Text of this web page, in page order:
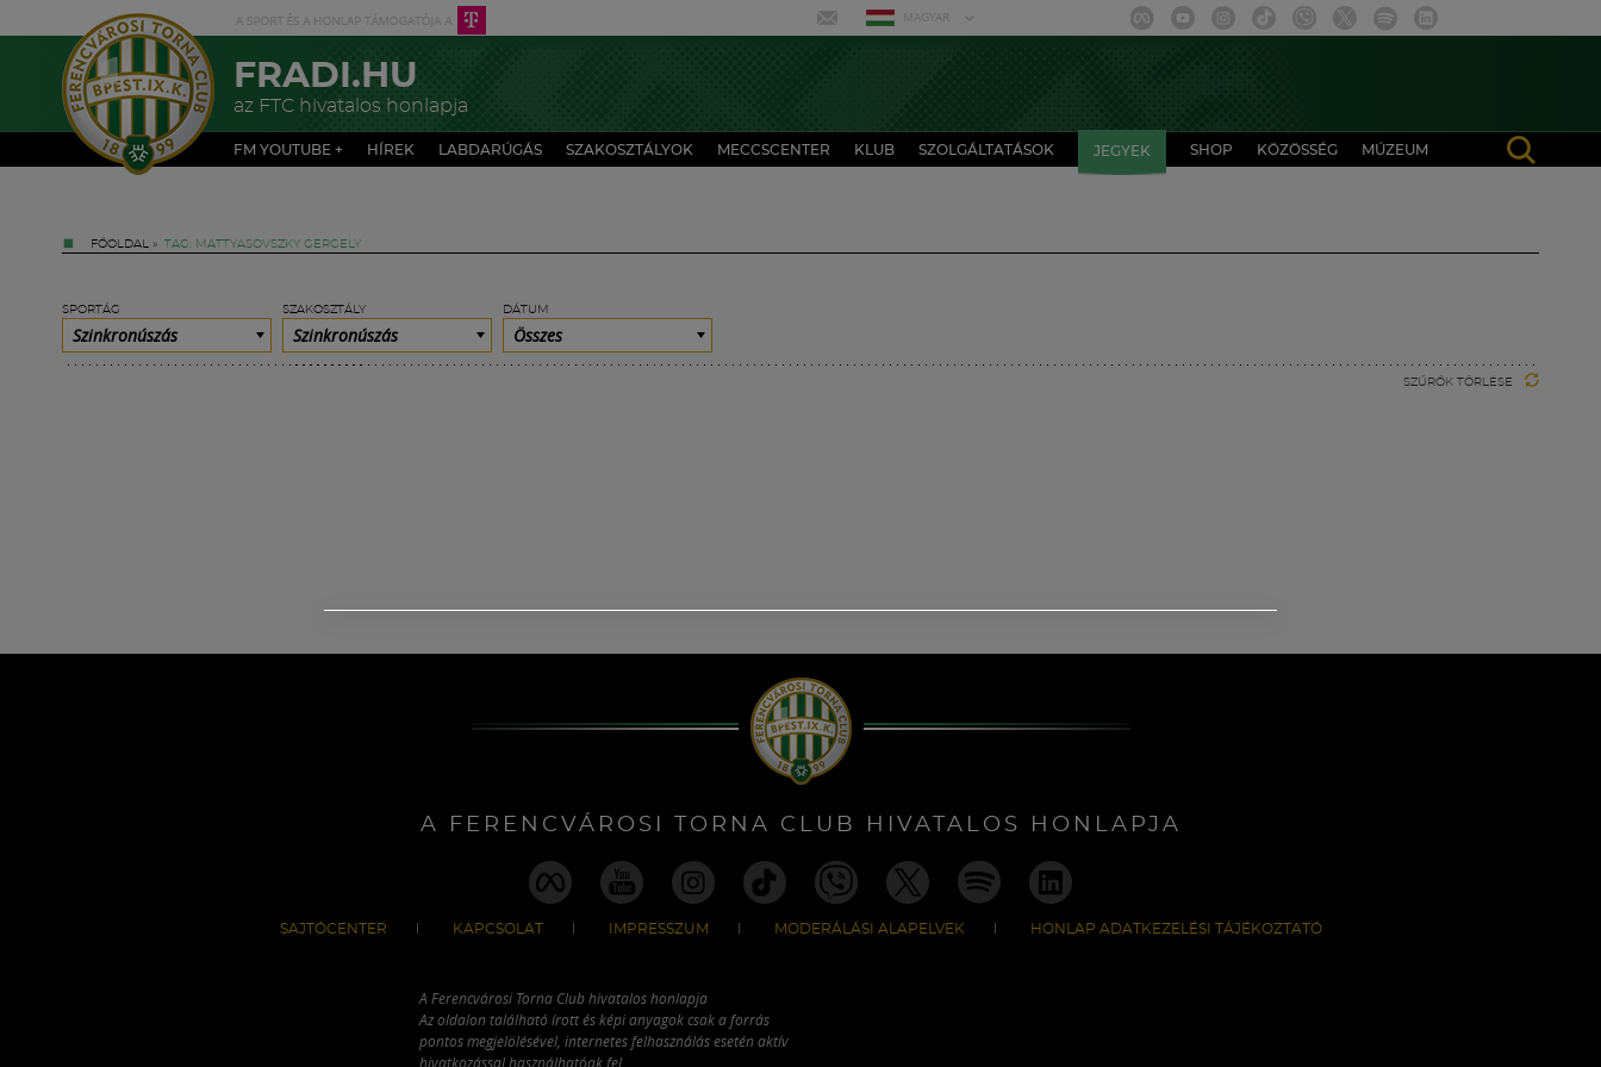
MAGYAR
FRADI.HU
az FTC hivatalos honlapja
FM YOUTUBE + HÍREK LABDARÚGÁS SZAKOSZTÁLYOK MECCSCENTER KLUB SZOLGÁLTATÁSOK JEGYEK SHOP KÖZÖSSÉG MÚZEUM
FŐOLDAL » TAG: MATTYASOVSZKY GERGELY
SPORTÁG
Szinkronúszás
SZAKOSZTÁLY
Szinkronúszás
DÁTUM
Összes
SZŰRŐK TÖRLÉSE
A FERENCVÁROSI TORNA CLUB HIVATALOS HONLAPJA
SAJTÓCENTER KAPCSOLAT IMPRESSZUM MODERÁLÁSI ALAPELVEK HONLAP ADATKEZELÉSI TÁJÉKOZTATÓ
A Ferencvárosi Torna Club hivatalos honlapja
Az oldalon található írott és képi anyagok csak a forrás
pontos megjelölésével, internetes felhasználás esetén aktív
hivatkozással használhatóak fel.